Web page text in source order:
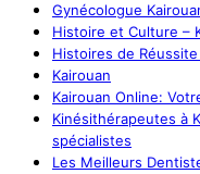
Gynécologue
Histoire et Culture –
Histoires de Réussite
Kairouan
Kairouan Online:
Kinésithérapeutes à
spécialistes
Les Meilleurs